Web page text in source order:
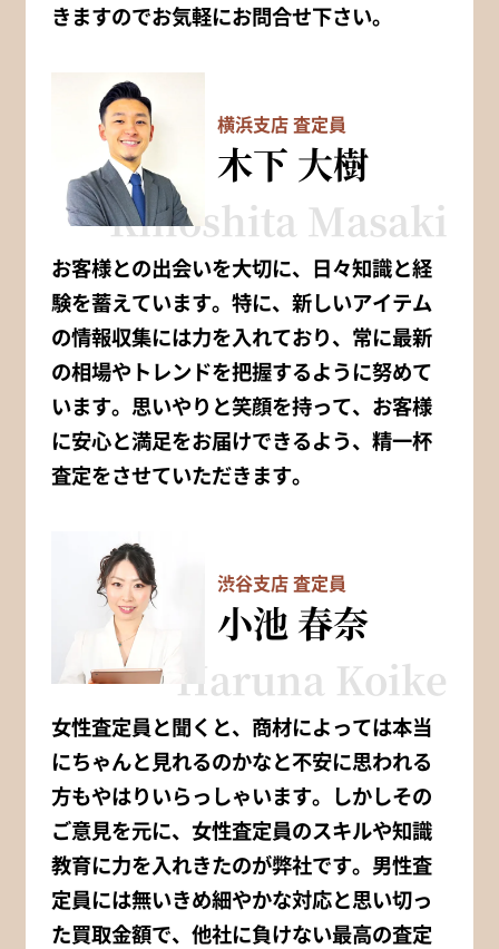
きますのでお気軽にお問合せ下さい。
横浜支店 査定員
木下 大樹
Kinoshita Masaki
お客様との出会いを大切に、日々知識と経
験を蓄えています。特に、新しいアイテム
の情報収集には力を入れており、常に最新
の相場やトレンドを把握するように努めて
います。思いやりと笑顔を持って、お客様
に安心と満足をお届けできるよう、精一杯
査定をさせていただきます。
渋谷支店 査定員
小池 春奈
Haruna Koike
女性査定員と聞くと、商材によっては本当
にちゃんと見れるのかなと不安に思われる
方もやはりいらっしゃいます。しかしその
ご意見を元に、女性査定員のスキルや知識
教育に力を入れきたのが弊社です。男性査
定員には無いきめ細やかな対応と思い切っ
た買取金額で、他社に負けない最高の査定